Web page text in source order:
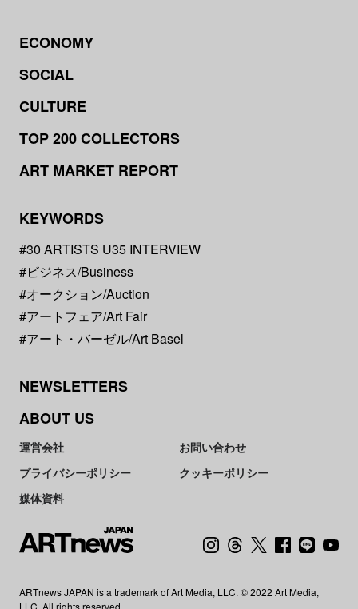
ECONOMY
SOCIAL
CULTURE
TOP 200 COLLECTORS
ART MARKET REPORT
KEYWORDS
#30 ARTISTS U35 INTERVIEW
#ビジネス/Business
#オークション/Auction
#アートフェア/Art Fair
#アート・バーゼル/Art Basel
NEWSLETTERS
ABOUT US
運営会社
お問い合わせ
プライバシーポリシー
クッキーポリシー
媒体資料
ARTnews JAPAN is a trademark of Art Media, LLC. © 2022 Art Media,
LLC. All rights reserved.